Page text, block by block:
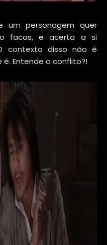
personagem quer
facas, e acerta a si
contexto disso não é
Entende o conflito?!